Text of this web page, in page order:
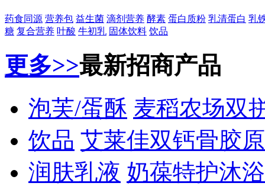
药食同源 营养包 益生菌 滴剂营养 酵素 蛋白质粉 乳清蛋白 乳
糖 复合营养 叶酸 牛初乳 固体饮料 饮品
更多>>最新招商产品
泡芙/蛋酥 麦稻农场双
饮品 艾莱佳双钙骨胶
润肤乳液 奶葆特护沐